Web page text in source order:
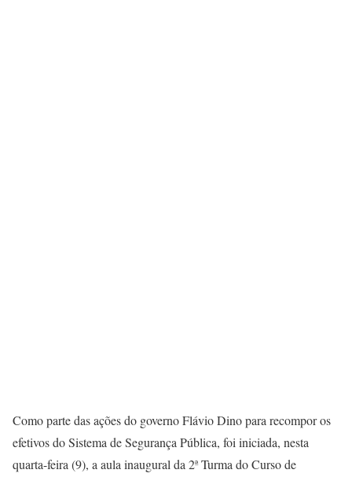
Como parte das ações do governo Flávio Dino para recompor os
efetivos do Sistema de Segurança Pública, foi iniciada, nesta
quarta-feira (9), a aula inaugural da 2ª Turma do Curso de